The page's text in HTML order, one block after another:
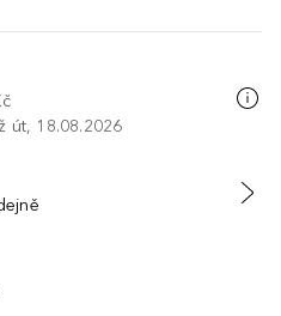
út, 18.08.2026
KOŠÍKU